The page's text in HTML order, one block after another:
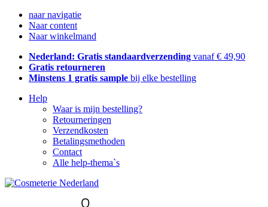
naar navigatie
Naar content
Naar winkelmand
Nederland: Gratis standaardverzending vanaf € 49,90
Gratis retourneren
Minstens 1 gratis sample bij elke bestelling
Help
Waar is mijn bestelling?
Retourneringen
Verzendkosten
Betalingsmethoden
Contact
Alle help-thema`s